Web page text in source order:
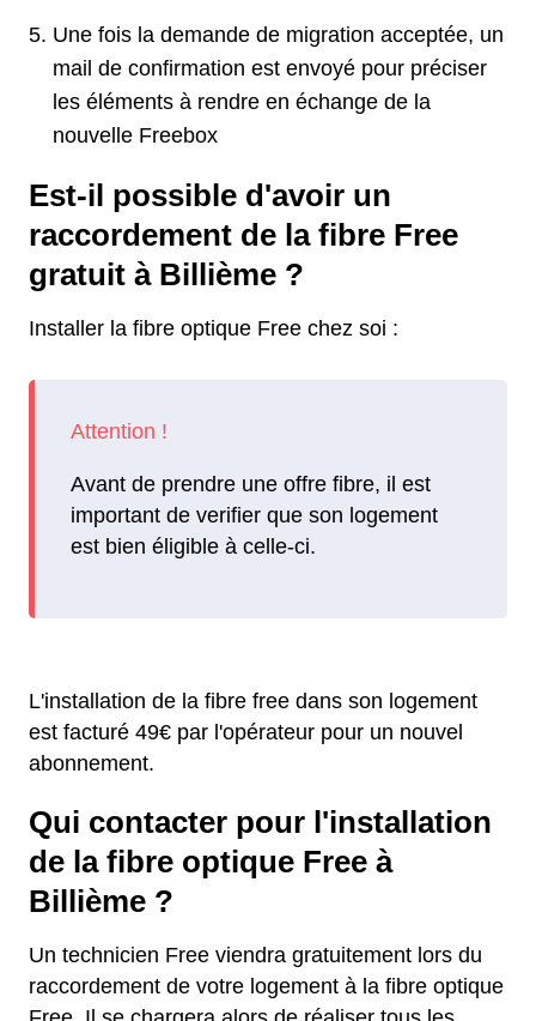
Une fois la demande de migration acceptée, un
mail de confirmation est envoyé pour préciser
les éléments à rendre en échange de la
nouvelle Freebox
Est-il possible d'avoir un
raccordement de la fibre Free
gratuit à Billième ?
Installer la fibre optique Free chez soi :
Avant de prendre une offre fibre, il est
important de verifier que son logement
est bien éligible à celle-ci.
L'installation de la fibre free dans son logement
est facturé 49€ par l'opérateur pour un nouvel
abonnement.
Qui contacter pour l'installation
de la fibre optique Free à
Billième ?
Un technicien Free viendra gratuitement lors du
raccordement de votre logement à la fibre optique